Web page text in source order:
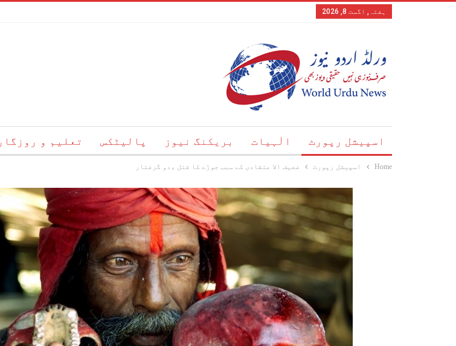
ہفتہ, اگست 8, 2026
اسپیشل رپورٹ الٰہیات بریکنگ نیوز پالیٹکس تعلیم و روزگار
Home اسپیشل رپورٹ ضعیف الا عتقادی کے سبب جوڑے کا قتل ،دو گرفتار